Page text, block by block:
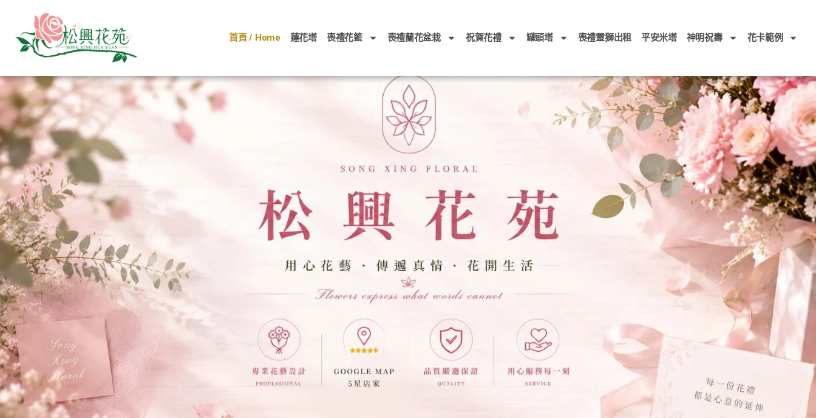
內
容
首頁 / Home 蓮花塔 喪禮花籃 喪禮蘭花盆栽 祝賀花禮 罐頭塔 喪禮靈獅出租 平安米塔 神明祝壽 花卡範例